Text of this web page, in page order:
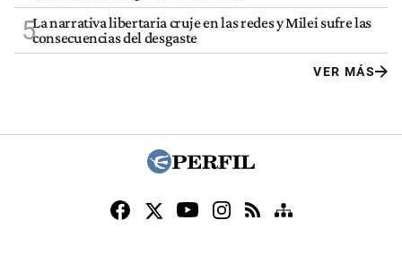
5La narrativa libertaria cruje en las redes y Milei sufre las
consecuencias del desgaste
VER MÁS